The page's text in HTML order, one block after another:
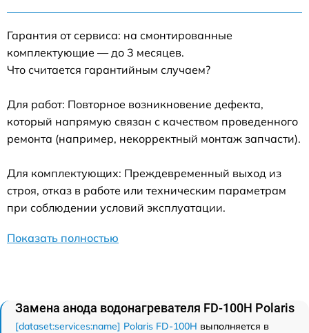
Гарантия от сервиса: на смонтированные
комплектующие — до 3 месяцев.
Что считается гарантийным случаем?
Для работ: Повторное возникновение дефекта,
который напрямую связан с качеством проведенного
ремонта (например, некорректный монтаж запчасти).
Для комплектующих: Преждевременный выход из
строя, отказ в работе или техническим параметрам
при соблюдении условий эксплуатации.
Показать полностью
Замена анода водонагревателя FD-100H Polaris
[dataset:services:name] Polaris FD-100H выполняется в